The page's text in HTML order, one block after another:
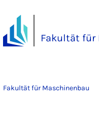
Fakultät für
Fakultät für Maschinenbau